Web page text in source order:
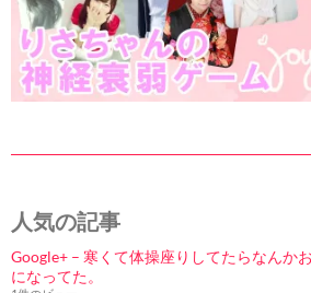
人気の記事
Google+ – 寒くて体操座りしてたらなんか
になってた。